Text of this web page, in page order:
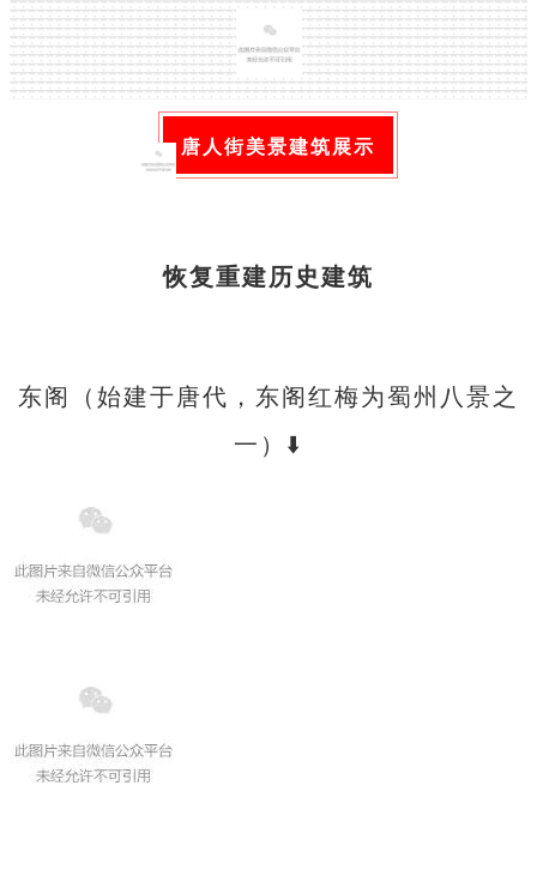
唐人街美景建筑展示
恢复重建历史建筑
东阁（始建于唐代，东阁红梅为蜀州八景之
一）⬇️